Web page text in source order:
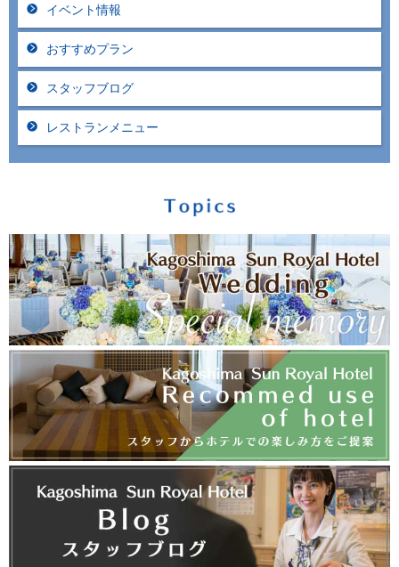
イベント情報
おすすめプラン
スタッフブログ
レストランメニュー